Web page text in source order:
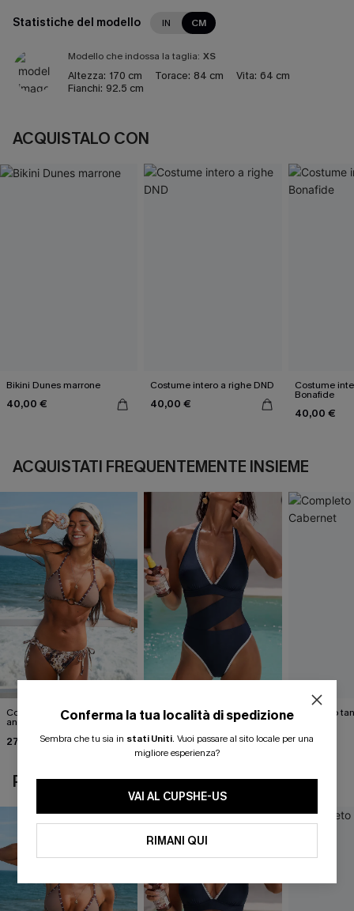
Statistiche del modello IN CM
Modello che indossa la taglia: XS
Altezza: 170 cm Torace: 84 cm Vita: 64 cm
Fianchi: 92.5 cm
ACQUISTALO CON
Bikini Dunes marrone
40,00 €
Costume intero a righe DND
40,00 €
Costume
Bonafide
40,00 €
ACQUISTATI FREQUENTEMENTE INSIEME
Completo bikini con stampa
animalier molto
27,00 €30,00 €
Costume intero blu Strike a
Pose
40,00 €
Completo
40,00 €
POTREBBE INTERESSARTI ANCHE
Conferma la tua località di spedizione
Sembra che tu sia in stati Uniti. Vuoi passare al sito locale per una
migliore esperienza?
VAI AL CUPSHE-US
RIMANI QUI